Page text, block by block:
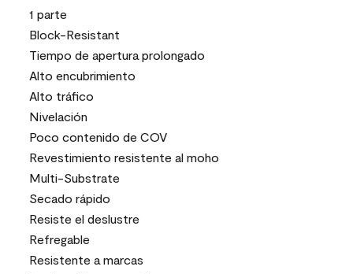
1 parte
Block-Resistant
Tiempo de apertura prolongado
Alto encubrimiento
Alto tráfico
Nivelación
Poco contenido de COV
Revestimiento resistente al moho
Multi-Substrate
Secado rápido
Resiste el deslustre
Refregable
Resistente a marcas